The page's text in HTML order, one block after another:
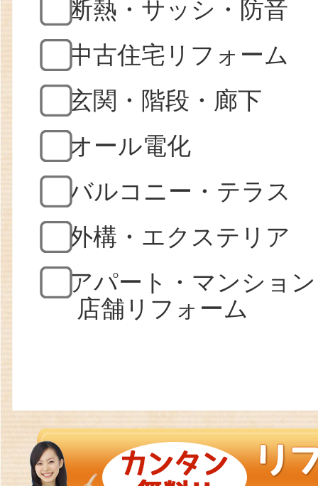
断熱・サッシ・防音
中古住宅リフォーム
玄関・階段・廊下
オール電化
バルコニー・テラス
外構・エクステリア
アパート・マンション
店舗リフォーム